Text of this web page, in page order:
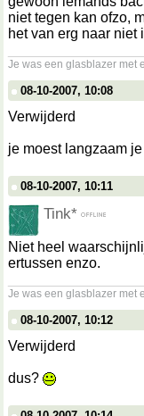
niet tegen kan ofzo,
het van erg naar niet
Je was een glasblazer met
08-10-2007, 10:08
Verwijderd
je moest langzaam
08-10-2007, 10:11
Tink*
Niet heel
ertussen enzo.
Je was een glasblazer met
08-10-2007, 10:12
Verwijderd
dus?